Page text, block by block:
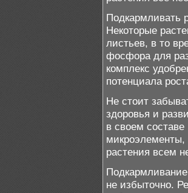
Подкармливать
Некоторые
листьев, в то
фосфора для
комплекс
потенциала
Не стоит
здоровья и
в своем
микроэлементы,
растения всем
не избыточно.